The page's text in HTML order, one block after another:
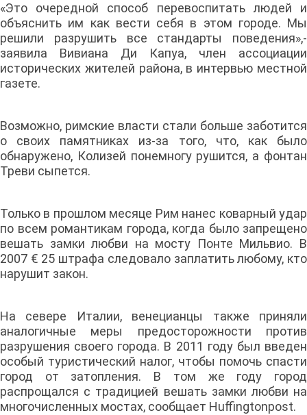
«Это очередной способ перевоспитать людей и
объяснить им как вести себя в этом городе. Мы
решили разрушить все стандарты поведения»,-
заявила Вивиана Ди Капуа, член ассоциации
исторических жителей района, в интервью местной
газете.
Возможно, римские власти стали больше заботится
о своих памятниках из-за того, что, как было
обнаружено, Колизей понемногу рушится, а фонтан
Треви сыпется.
Только в прошлом месяце Рим нанес коварный удар
по всем романтикам города, когда было запрещено
вешать замки любви на мосту Понте Мильвио. В
2007 € 25 штрафа следовало заплатить любому, кто
нарушит закон.
На севере Италии, венецианцы также приняли
аналогичные меры предосторожности против
разрушения своего города. В 2011 году был введен
особый туристический налог, чтобы помочь спасти
город от затопления. В том же году город
распрощался с традицией вешать замки любви на
многочисленных мостах, сообщает Huffingtonpost.